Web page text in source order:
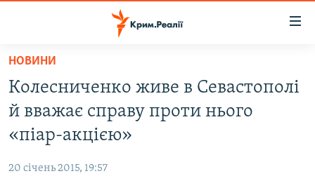
Перейти
основного
матеріалу
Перейти
до
основної
ВІДЕО ТА ФОТО
БЛОГИ
НОВИНИ
Колесниченко живе в Севастополі
й вважає справу проти нього
«піар-акцією»
20 січень 2015, 19:57